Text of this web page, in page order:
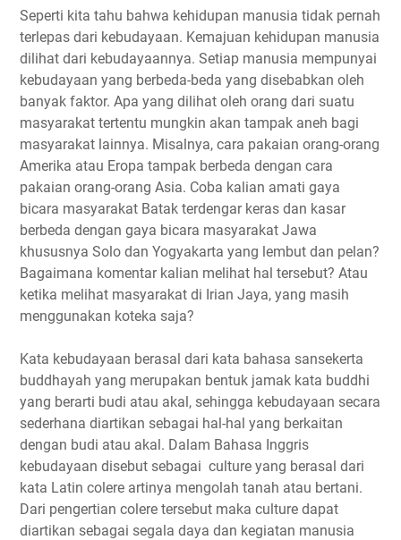
Seperti kita tahu bahwa kehidupan manusia tidak pernah
terlepas dari kebudayaan. Kemajuan kehidupan manusia
dilihat dari kebudayaannya. Setiap manusia mempunyai
kebudayaan yang berbeda-beda yang disebabkan oleh
banyak faktor. Apa yang dilihat oleh orang dari suatu
masyarakat tertentu mungkin akan tampak aneh bagi
masyarakat lainnya. Misalnya, cara pakaian orang-orang
Amerika atau Eropa tampak berbeda dengan cara
pakaian orang-orang Asia. Coba kalian amati gaya
bicara masyarakat Batak terdengar keras dan kasar
berbeda dengan gaya bicara masyarakat Jawa
khususnya Solo dan Yogyakarta yang lembut dan pelan?
Bagaimana komentar kalian melihat hal tersebut? Atau
ketika melihat masyarakat di Irian Jaya, yang masih
menggunakan koteka saja?
Kata kebudayaan berasal dari kata bahasa sansekerta
buddhayah yang merupakan bentuk jamak kata buddhi
yang berarti budi atau akal, sehingga kebudayaan secara
sederhana diartikan sebagai hal-hal yang berkaitan
dengan budi atau akal. Dalam Bahasa Inggris
kebudayaan disebut sebagai culture yang berasal dari
kata Latin colere artinya mengolah tanah atau bertani.
Dari pengertian colere tersebut maka culture dapat
diartikan sebagai segala daya dan kegiatan manusia